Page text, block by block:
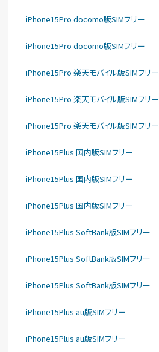
iPhone15Pro docomo版SIMフリー
iPhone15Pro docomo版SIMフリー
iPhone15Pro 楽天モバイル版SIMフリー
iPhone15Pro 楽天モバイル版SIMフリー
iPhone15Pro 楽天モバイル版SIMフリー
iPhone15Plus 国内版SIMフリー
iPhone15Plus 国内版SIMフリー
iPhone15Plus 国内版SIMフリー
iPhone15Plus SoftBank版SIMフリー
iPhone15Plus SoftBank版SIMフリー
iPhone15Plus SoftBank版SIMフリー
iPhone15Plus au版SIMフリー
iPhone15Plus au版SIMフリー